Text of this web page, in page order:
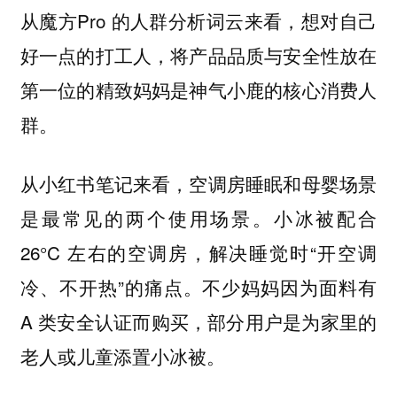
从魔方Pro 的人群分析词云来看， 想对自己
好一点的打工人，将产品品质与安全性放在
第一位的精致妈妈是神气小鹿的核心消费人
群。
从小红书笔记来看，空调房睡眠和母婴场景
是最常见的两个使用场景。小冰被配合
26°C 左右的空调房，解决睡觉时“开空调
冷、不开热”的痛点。不少妈妈因为面料有
A 类安全认证而购买，部分用户是为家里的
老人或儿童添置小冰被。